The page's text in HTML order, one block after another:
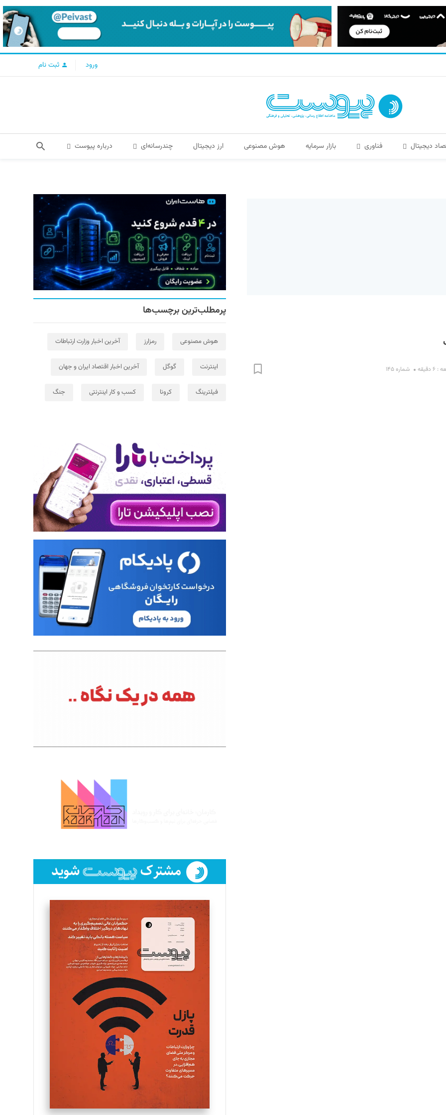
ورود ثبت نام
دیجیتال فناوری بازار سرمایه هوش مصنوعی ارز دیجیتال چندرسانه‌ای درباره پیوست
شماره ۱۴۵
پرمطلب‌ترین برچسب‌ها
هوش مصنوعی رمزارز آخرین اخبار وزارت ارتباطات
اینترنت گوگل آخرین اخبار اقتصاد ایران و جهان
فیلترینگ کرونا کسب و کار اینترنتی جنگ